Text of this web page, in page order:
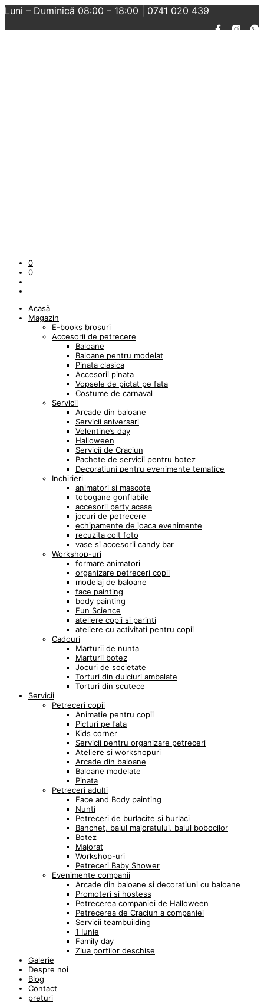
Luni – Duminică 08:00 – 18:00 | 0741 020 439
0
0
Acasă
Magazin
E-books brosuri
Accesorii de petrecere
Baloane
Baloane pentru modelat
Pinata clasica
Accesorii pinata
Vopsele de pictat pe fata
Costume de carnaval
Servicii
Arcade din baloane
Servicii aniversari
Velentine’s day
Halloween
Servicii de Craciun
Pachete de servicii pentru botez
Decoratiuni pentru evenimente tematice
Inchirieri
animatori si mascote
tobogane gonflabile
accesorii party acasa
jocuri de petrecere
echipamente de joaca evenimente
recuzita colt foto
vase si accesorii candy bar
Workshop-uri
formare animatori
organizare petreceri copii
modelaj de baloane
face painting
body painting
Fun Science
ateliere copii si parinti
ateliere cu activitati pentru copii
Cadouri
Marturii de nunta
Marturii botez
Jocuri de societate
Torturi din dulciuri ambalate
Torturi din scutece
Servicii
Petreceri copii
Animatie pentru copii
Picturi pe fata
Kids corner
Servicii pentru organizare petreceri
Ateliere si workshopuri
Arcade din baloane
Baloane modelate
Pinata
Petreceri adulti
Face and Body painting
Nunti
Petreceri de burlacite si burlaci
Banchet, balul majoratului, balul bobocilor
Botez
Majorat
Workshop-uri
Petreceri Baby Shower
Evenimente companii
Arcade din baloane si decoratiuni cu baloane
Promoteri si hostess
Petrecerea companiei de Halloween
Petrecerea de Craciun a companiei
Servicii teambuilding
1 Iunie
Family day
Ziua portilor deschise
Galerie
Despre noi
Blog
Contact
preturi